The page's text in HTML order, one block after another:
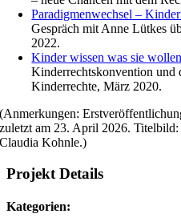
Paradigmenwechsel –
Gespräch mit Anne Lütkes
2022.
Kinder wissen was sie wollen
Kinderrechtskonvention und
Kinderrechte, März 2020.
(Anmerkungen:
zuletzt am 23. April 2026.
Claudia Kohnle.)
Projekt Details
Kategorien: